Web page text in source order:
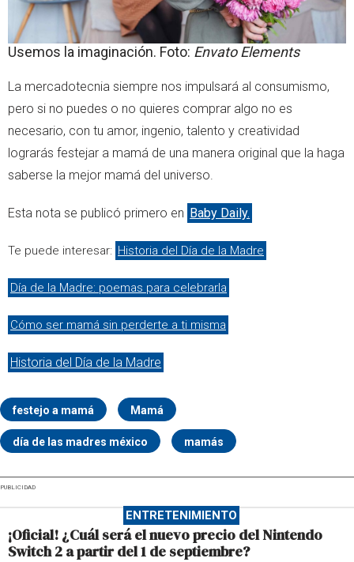
Usemos la imaginación. Foto: Envato Elements
La mercadotecnia siempre nos impulsará al consumismo,
pero si no puedes o no quieres comprar algo no es
necesario, con tu amor, ingenio, talento y creatividad
lograrás festejar a mamá de una manera original que la haga
saberse la mejor mamá del universo.
Esta nota se publicó primero en Baby Daily.
Te puede interesar: Historia del Día de la Madre
Día de la Madre: poemas para celebrarla
Cómo ser mamá sin perderte a ti misma
Historia del Día de la Madre
festejo a mamá Mamá
día de las madres méxico mamás
PUBLICIDAD
ENTRETENIMIENTO
¡Oficial! ¿Cuál será el nuevo precio del Nintendo
Switch 2 a partir del 1 de septiembre?